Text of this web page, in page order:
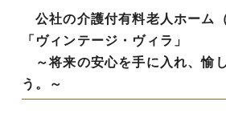
公社の介護付有料老人ホーム
「ヴィンテージ・ヴィラ」
～将来の安心を手に入れ、愉
う。～